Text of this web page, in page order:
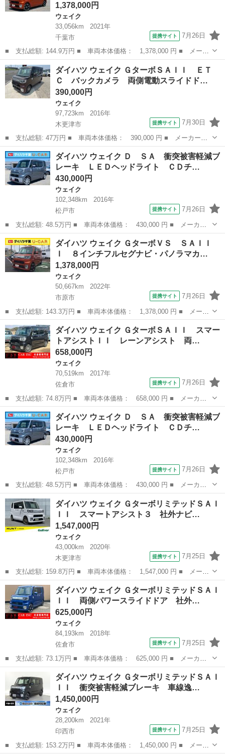
1,378,000円
ウェイク
33,056km
2021年
千葉市
提携サイト 7月26日
■ 支払総額: 144.9万円 ■ 車両本体価格： 1,378,000 円 ■ メーカ
ー名： ダイハツ ■ 車種名： ウェイク ■ グレード名： Ｇター
ボＶＳ ＳＡＩＩＩ ８型ナビ／ＢＴ／ＴＶ／ＤＩＳＣ／全周囲カメ
ラ ＥＴ...
千葉 千葉市 ウェイク
ダイハツ ウェイク ＧターボＳＡＩＩ ＥＴ
Ｃ バックカメラ 両側電動スライドド…
390,000円
ウェイク
97,723km
2016年
木更津市
提携サイト 7月30日
■ 支払総額: 47万円 ■ 車両本体価格： 390,000 円 ■ メーカー
名： ダイハツ ■ 車種名： ウェイク ■ グレード名： Ｇターボ
ＳＡＩＩ ＥＴＣ バックカメラ 両側電動スライドドア ナビ Ｔ
Ｖ 衝突被害軽減...
千葉 木更津市 ウェイク
ダイハツ ウェイク Ｄ ＳＡ 衝突被害軽減ブ
レーキ ＬＥＤヘッドライト ＣＤチ…
430,000円
ウェイク
102,348km
2016年
松戸市
提携サイト 7月26日
■ 支払総額: 48.5万円 ■ 車両本体価格： 430,000 円 ■ メーカー
名： ダイハツ ■ 車種名： ウェイク ■ グレード名： Ｄ Ｓ
Ａ 衝突被害軽減ブレーキ ＬＥＤヘッドライト ＣＤチューナー／
ＵＳＢ／ＡＵＸ...
千葉 松戸市 ウェイク
ダイハツ ウェイク ＧターボＶＳ ＳＡＩＩ
Ｉ ８インチフルセグナビ・パノラマカ…
1,378,000円
ウェイク
50,667km
2022年
市原市
提携サイト 7月26日
■ 支払総額: 143.3万円 ■ 車両本体価格： 1,378,000 円 ■ メーカ
ー名： ダイハツ ■ 車種名： ウェイク ■ グレード名： Ｇター
ボＶＳ ＳＡＩＩＩ ８インチフルセグナビ・パノラマカメラ・両側
電動パワ...
千葉 市原市 ウェイク
ダイハツ ウェイク ＧターボＳＡＩＩ スマー
トアシストＩＩ レーンアシスト 両…
658,000円
ウェイク
70,519km
2017年
佐倉市
提携サイト 7月26日
■ 支払総額: 74.8万円 ■ 車両本体価格： 658,000 円 ■ メーカー
名： ダイハツ ■ 車種名： ウェイク ■ グレード名： Ｇターボ
ＳＡＩＩ スマートアシストＩＩ レーンアシスト 両側パワースラ
イドドア 社...
千葉 佐倉市 ウェイク
ダイハツ ウェイク Ｄ ＳＡ 衝突被害軽減ブ
レーキ ＬＥＤヘッドライト ＣＤチ…
430,000円
ウェイク
102,348km
2016年
松戸市
提携サイト 7月26日
■ 支払総額: 48.5万円 ■ 車両本体価格： 430,000 円 ■ メーカー
名： ダイハツ ■ 車種名： ウェイク ■ グレード名： Ｄ Ｓ
Ａ 衝突被害軽減ブレーキ ＬＥＤヘッドライト ＣＤチューナー／
ＵＳＢ／ＡＵＸ...
千葉 松戸市 ウェイク
ダイハツ ウェイク ＧターボリミテッドＳＡＩ
ＩＩ スマートアシスト３ 社外ナビ…
1,547,000円
ウェイク
43,000km
2020年
木更津市
提携サイト 7月25日
■ 支払総額: 159.8万円 ■ 車両本体価格： 1,547,000 円 ■ メーカ
ー名： ダイハツ ■ 車種名： ウェイク ■ グレード名： Ｇター
ボリミテッドＳＡＩＩＩ スマートアシスト３ 社外ナビ／フルセグ
／ＣＤ／...
千葉 木更津市 ウェイク
ダイハツ ウェイク ＧターボリミテッドＳＡＩ
ＩＩ 両側パワースライドドア 社外…
625,000円
ウェイク
84,193km
2018年
佐倉市
提携サイト 7月25日
■ 支払総額: 73.1万円 ■ 車両本体価格： 625,000 円 ■ メーカー
名： ダイハツ ■ 車種名： ウェイク ■ グレード名： Ｇターボ
リミテッドＳＡＩＩＩ 両側パワースライドドア 社外ナビ パノラ
マモニター ...
ウェイク
ダイハツ ウェイク ＧターボリミテッドＳＡＩ
ＩＩ 衝突被害軽減ブレーキ 車線逸…
1,450,000円
ウェイク
28,200km
2021年
印西市
提携サイト 7月25日
■ 支払総額: 153.2万円 ■ 車両本体価格： 1,450,000 円 ■ メーカ